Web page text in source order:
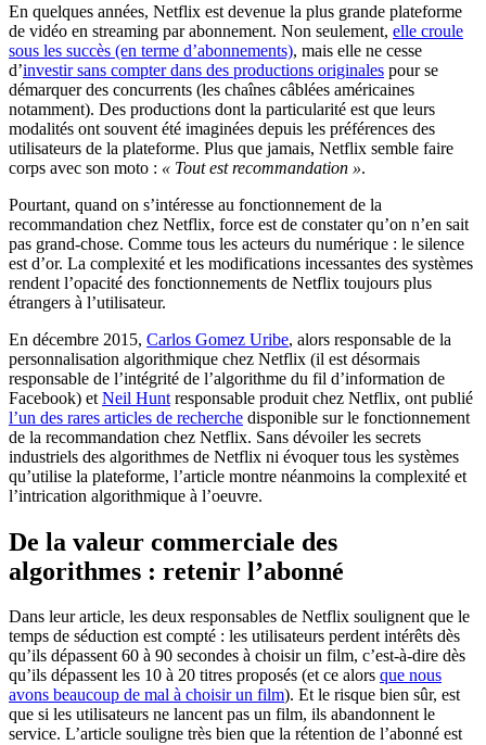
En quelques années, Netflix est devenue la plus grande plateforme
de vidéo en streaming par abonnement. Non seulement, elle croule
sous les succès (en terme d’abonnements), mais elle ne cesse
d’investir sans compter dans des productions originales pour se
démarquer des concurrents (les chaînes câblées américaines
notamment). Des productions dont la particularité est que leurs
modalités ont souvent été imaginées depuis les préférences des
utilisateurs de la plateforme. Plus que jamais, Netflix semble faire
corps avec son moto : « Tout est recommandation ».
Pourtant, quand on s’intéresse au fonctionnement de la
recommandation chez Netflix, force est de constater qu’on n’en sait
pas grand-chose. Comme tous les acteurs du numérique : le silence
est d’or. La complexité et les modifications incessantes des systèmes
rendent l’opacité des fonctionnements de Netflix toujours plus
étrangers à l’utilisateur.
En décembre 2015, Carlos Gomez Uribe, alors responsable de la
personnalisation algorithmique chez Netflix (il est désormais
responsable de l’intégrité de l’algorithme du fil d’information de
Facebook) et Neil Hunt responsable produit chez Netflix, ont publié
l’un des rares articles de recherche disponible sur le fonctionnement
de la recommandation chez Netflix. Sans dévoiler les secrets
industriels des algorithmes de Netflix ni évoquer tous les systèmes
qu’utilise la plateforme, l’article montre néanmoins la complexité et
l’intrication algorithmique à l’oeuvre.
De la valeur commerciale des
algorithmes : retenir l’abonné
Dans leur article, les deux responsables de Netflix soulignent que le
temps de séduction est compté : les utilisateurs perdent intérêts dès
qu’ils dépassent 60 à 90 secondes à choisir un film, c’est-à-dire dès
qu’ils dépassent les 10 à 20 titres proposés (et ce alors que nous
avons beaucoup de mal à choisir un film). Et le risque bien sûr, est
que si les utilisateurs ne lancent pas un film, ils abandonnent le
service. L’article souligne très bien que la rétention de l’abonné est